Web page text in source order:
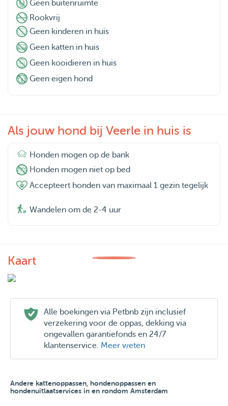
Geen buitenruimte
Rookvrij
Geen kinderen in huis
Geen katten in huis
Geen kooidieren in huis
Geen eigen hond
Als jouw hond bij Veerle in huis is
Honden mogen op de bank
Honden mogen niet op bed
Accepteert honden van maximaal 1 gezin tegelijk
Wandelen om de 2-4 uur
Kaart
Alle boekingen via Petbnb zijn inclusief
verzekering voor de oppas, dekking via
ongevallen garantiefonds en 24/7
klantenservice. Meer weten
Andere kattenoppassen, hondenoppassen en
hondenuitlaatservices in en rondom Amsterdam